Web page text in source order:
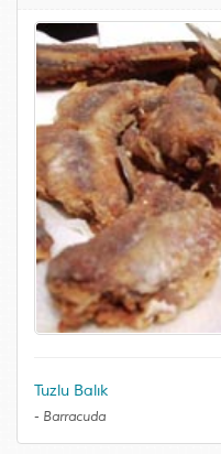
Tuzlu Balık
- Barracuda